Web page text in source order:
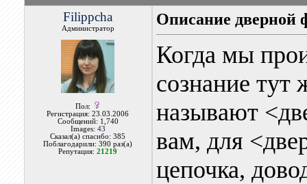
Filippcha
Администратор
Пол:
Регистрация: 23.03.2006
Сообщений: 1,740
Images: 43
Сказал(а) спасибо: 385
Поблагодарили: 390 раз(а)
Репутация:21219
Описание дверной
Когда мы
сознание тут
называют
вам, для
цепочка,